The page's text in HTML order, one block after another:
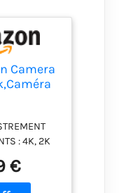
Camera
: 4K, 2K
– MINI
】Cette
€